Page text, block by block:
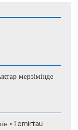
мерзімінде
«Temirtau